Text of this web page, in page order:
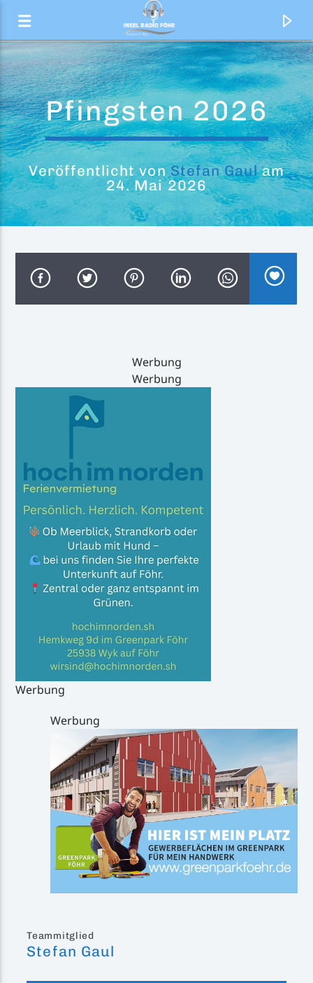
Pray
Take That
Inselradio Föhr
Handystream
Pfingsten 2026
Veröffentlicht vonStefan Gaulam
24. Mai 2026
Werbung
Werbung
Werbung
Werbung
Teammitglied
Stefan Gaul